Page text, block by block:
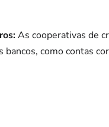
As cooperativas de
bancos, como contas